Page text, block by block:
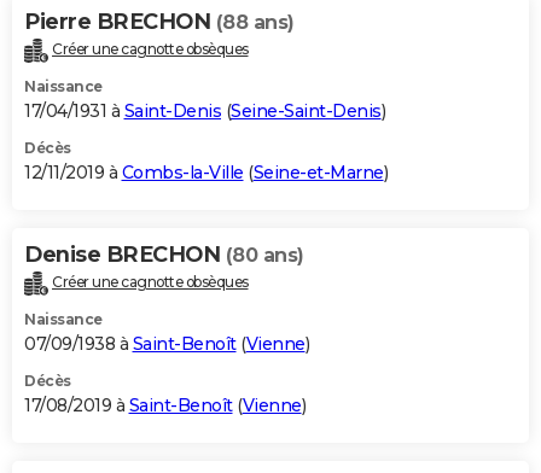
Pierre BRECHON (88 ans)
Créer une cagnotte obsèques
Naissance
17/04/1931 à Saint-Denis (Seine-Saint-Denis)
Décès
12/11/2019 à Combs-la-Ville (Seine-et-Marne)
Denise BRECHON (80 ans)
Créer une cagnotte obsèques
Naissance
07/09/1938 à Saint-Benoît(Vienne)
Décès
17/08/2019 à Saint-Benoît(Vienne)